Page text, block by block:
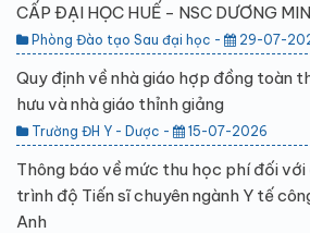
CẤP ĐẠI HỌC HUẾ - NSC DƯƠNG
Phòng Đào tạo Sau đại học - 29-07-
Quy định về nhà giáo hợp đồng toàn
hưu và nhà giáo thỉnh giảng
Trường ĐH Y - Dược - 15-07-2026
Thông báo về mức thu học phí đối
trình độ Tiến sĩ chuyên ngành Y tế
Anh